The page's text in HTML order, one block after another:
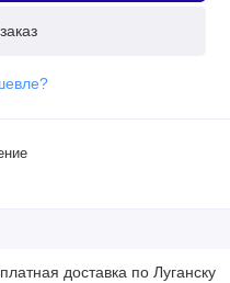
доставка по Луганску